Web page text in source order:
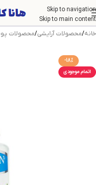
Skip to navigation
Skip to main content
خانه/محصولات آرایشی/محصولات
-18%
اتمام موجودی